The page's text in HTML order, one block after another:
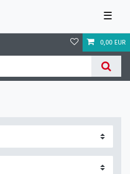
☰
0,00 EUR